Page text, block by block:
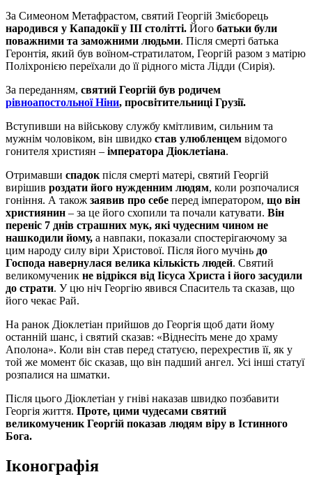
За Симеоном Метафрастом, святий Георгій Змієборець
народився у Кападокії у ІІІ столітті. Його батьки були
поважними та заможними людьми. Після смерті батька
Геронтія, який був воїном-стратилатом, Георгій разом з матірю
Поліхронією переїхали до її рідного міста Лідди (Сирія).
За переданням, святий Георгій був родичем
рівноапостольної Ніни, просвітительниці Грузії.
Вступивши на військову службу кмітливим, сильним та
мужнім чоловіком, він швидко став улюбленцем відомого
гонителя християн – імператора Діоклетіана.
Отримавши спадок після смерті матері, святий Георгій
вирішив роздати його нужденним людям, коли розпочалися
гоніння. А також заявив про себе перед імператором, що він
християнин – за це його схопили та почали катувати. Він
переніс 7 днів страшних мук, які чудесним чином не
нашкодили йому, а навпаки, показали спостерігаючому за
цим народу силу віри Христової. Після його мучінь до
Господа навернулася велика кількість людей. Святий
великомученик не відрікся від Іісуса Христа і його засудили
до страти. У цю ніч Георгію явився Спаситель та сказав, що
його чекає Рай.
На ранок Діоклетіан прийшов до Георгія щоб дати йому
останній шанс, і святий сказав: «Віднесіть мене до храму
Аполона». Коли він став перед статуєю, перехрестив її, як у
той же момент біс сказав, що він падший ангел. Усі інші статуї
розпалися на шматки.
Після цього Діоклетіан у гніві наказав швидко позбавити
Георгія життя. Проте, цими чудесами святий
великомученик Георгій показав людям віру в Істинного
Бога.
Іконографія